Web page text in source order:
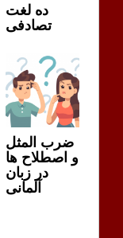
ده لغت
تصادفی
ضرب المثل
و اصطلاح ها
در زبان
آلمانی